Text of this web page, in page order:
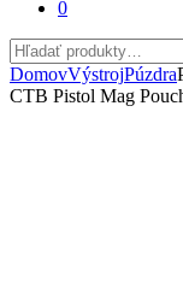
0
Hľadať:
DomovVýstrojPúzdra
CTB Pistol Mag